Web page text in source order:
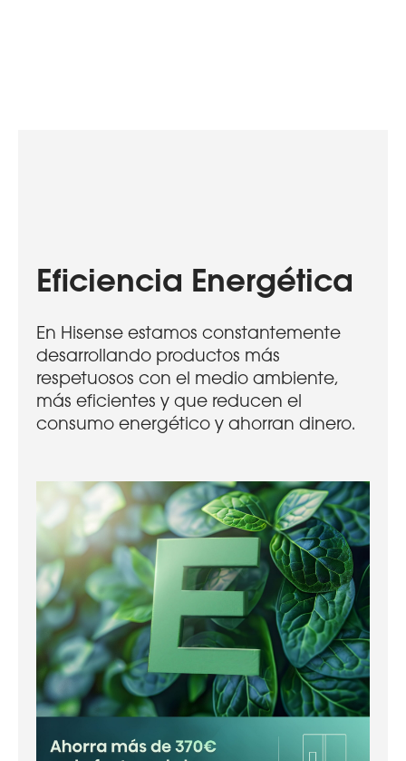
Eficiencia Energética
En Hisense estamos constantemente
desarrollando productos más
respetuosos con el medio ambiente,
más eficientes y que reducen el
consumo energético y ahorran dinero.